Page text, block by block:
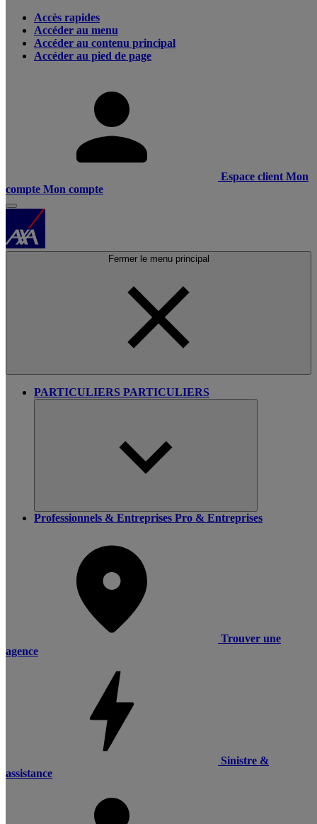
Accès rapides
Accéder au menu
Accéder au contenu principal
Accéder au pied de page
Espace client Mon
compte Mon compte
Fermer le menu principal
PARTICULIERS PARTICULIERS
Professionnels & Entreprises Pro & Entreprises
Trouver une
agence
Sinistre &
assistance